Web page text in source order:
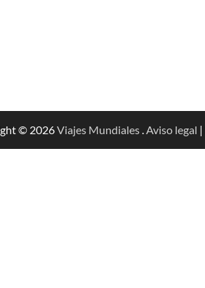
© 2026Viajes Mundiales.Aviso legal |